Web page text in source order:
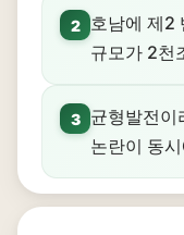
2
호남에 제2
규모가 2천
3
균형발전이
논란이 동